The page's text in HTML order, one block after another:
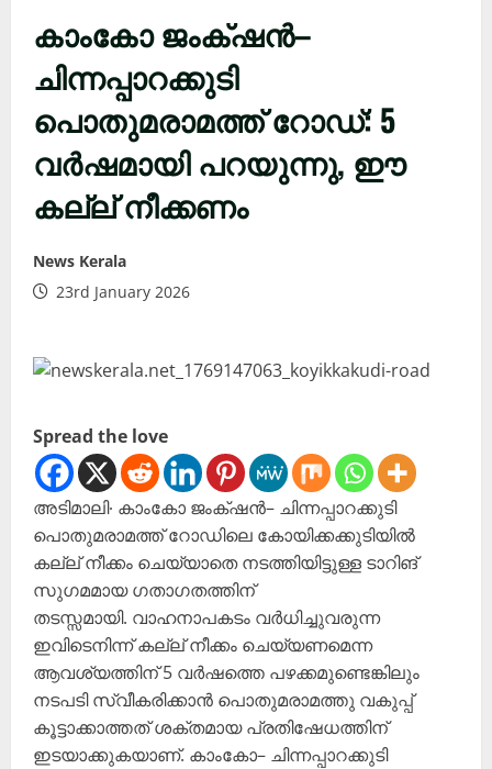
കാംകോ ജംക്‌ഷൻ–
ചിന്നപ്പാറക്കുടി
പൊതുമരാമത്ത് റോഡ്: 5
വർഷമായി പറയുന്നു, ഈ
കല്ല് നീക്കണം
News Kerala
23rd January 2026
Spread the love
അടിമാലി∙ കാംകോ ജംക്‌ഷൻ– ചിന്നപ്പാറക്കുടി
പൊതുമരാമത്ത് റോഡിലെ കോയിക്കക്കുടിയിൽ
കല്ല് നീക്കം ചെയ്യാതെ നടത്തിയിട്ടുള്ള ടാറിങ്
സുഗമമായ ഗതാഗതത്തിന്
തടസ്സമായി. വാഹനാപകടം വർധിച്ചുവരുന്ന
ഇവിടെനിന്ന് കല്ല് നീക്കം ചെയ്യണമെന്ന
ആവശ്യത്തിന് 5 വർഷത്തെ പഴക്കമുണ്ടെങ്കിലും
നടപടി സ്വീകരിക്കാൻ പൊതുമരാമത്തു വകുപ്പ്
കൂട്ടാക്കാത്തത് ശക്തമായ പ്രതിഷേധത്തിന്
ഇടയാക്കുകയാണ്. കാംകോ– ചിന്നപ്പാറക്കുടി